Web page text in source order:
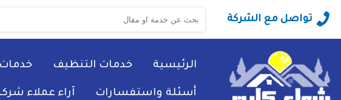
تواصل مع الشركة
البحث
عن:
الرئيسية خدمات التنظيف
أسئلة واستفسارات آراء عملاء